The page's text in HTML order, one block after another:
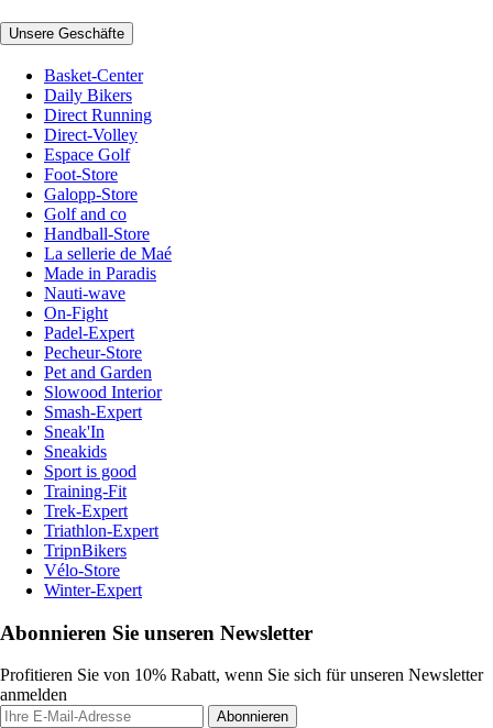
Unsere Geschäfte
Basket-Center
Daily Bikers
Direct Running
Direct-Volley
Espace Golf
Foot-Store
Galopp-Store
Golf and co
Handball-Store
La sellerie de Maé
Made in Paradis
Nauti-wave
On-Fight
Padel-Expert
Pecheur-Store
Pet and Garden
Slowood Interior
Smash-Expert
Sneak'In
Sneakids
Sport is good
Training-Fit
Trek-Expert
Triathlon-Expert
TripnBikers
Vélo-Store
Winter-Expert
Abonnieren Sie unseren Newsletter
Profitieren Sie von 10% Rabatt, wenn Sie sich für unseren Newsletter
anmelden
Abonnieren